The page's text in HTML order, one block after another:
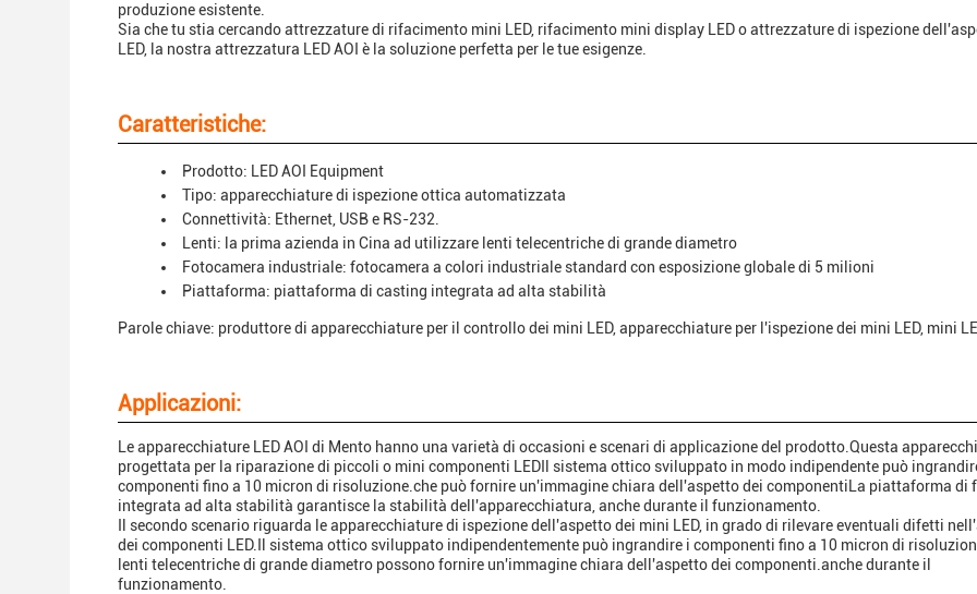
produzione esistente.
Sia che tu stia cercando attrezzature di rifacimento mini LED, rifacimento mini display LED o attrezzature di ispezione
LED, la nostra attrezzatura LED AOI è la soluzione perfetta per le tue esigenze.
Caratteristiche:
Prodotto: LED AOI Equipment
Tipo: apparecchiature di ispezione ottica automatizzata
Connettività: Ethernet, USB e RS-232.
Lenti: la prima azienda in Cina ad utilizzare lenti telecentriche di grande diametro
Fotocamera industriale: fotocamera a colori industriale standard con esposizione globale di 5 milioni
Piattaforma: piattaforma di casting integrata ad alta stabilità
Parole chiave: produttore di apparecchiature per il controllo dei mini LED, apparecchiature per l'ispezione dei mini LED, mini
Applicazioni:
Le apparecchiature LED AOI di Mento hanno una varietà di occasioni e scenari di applicazione del prodotto.Questa
progettata per la riparazione di piccoli o mini componenti LEDIl sistema ottico sviluppato in modo indipendente può
componenti fino a 10 micron di risoluzione.che può fornire un'immagine chiara dell'aspetto dei componentiLa piattaforma di
integrata ad alta stabilità garantisce la stabilità dell'apparecchiatura, anche durante il funzionamento.
Il secondo scenario riguarda le apparecchiature di ispezione dell'aspetto dei mini LED, in grado di rilevare eventuali difetti
dei componenti LED.Il sistema ottico sviluppato indipendentemente può ingrandire i componenti fino a 10 micron di
lenti telecentriche di grande diametro possono fornire un'immagine chiara dell'aspetto dei componenti.anche durante il
funzionamento.